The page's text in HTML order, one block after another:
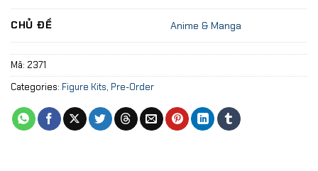
CHỦ ĐỀ Anime & Manga
Mã: 2371
Categories: Figure Kits, Pre-Order